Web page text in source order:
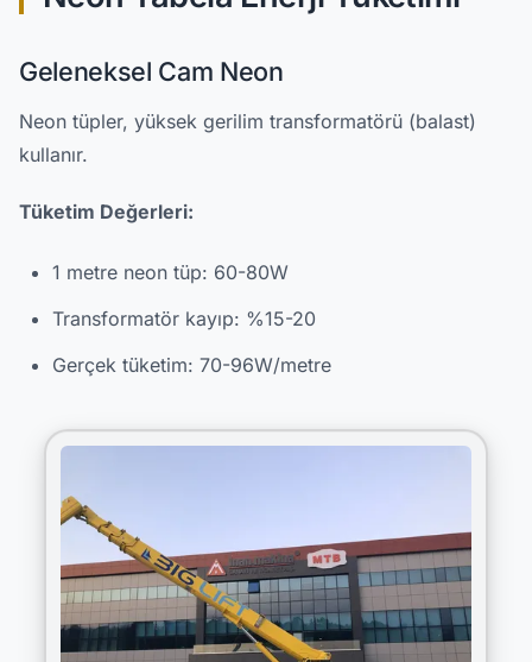
Geleneksel Cam Neon
Neon tüpler, yüksek gerilim transformatörü (balast)
kullanır.
Tüketim Değerleri:
1 metre neon tüp: 60-80W
Transformatör kayıp: %15-20
Gerçek tüketim: 70-96W/metre